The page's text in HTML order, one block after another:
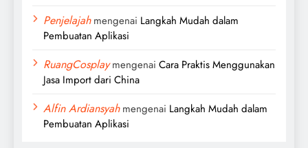
Penjelajahmengenai Langkah Mudah dalam
Pembuatan Aplikasi
RuangCosplaymengenai Cara Praktis Menggunakan
Jasa Import dari China
Alfin Ardiansyahmengenai Langkah Mudah dalam
Pembuatan Aplikasi